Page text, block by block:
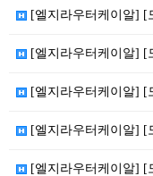
[엘지라우터케이알] [모
[엘지라우터케이알] [모
[엘지라우터케이알] [모
[엘지라우터케이알] [모바
[엘지라우터케이알] [모